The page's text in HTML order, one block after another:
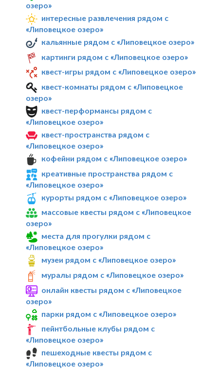
озеро»
интересные развлечения рядом с
«Липовецкое озеро»
кальянные рядом с «Липовецкое озеро»
картинги рядом с «Липовецкое озеро»
квест-игры рядом с «Липовецкое озеро»
квест-комнаты рядом с «Липовецкое
озеро»
квест-перформансы рядом с
«Липовецкое озеро»
квест-пространства рядом с
«Липовецкое озеро»
кофейни рядом с «Липовецкое озеро»
креативные пространства рядом с
«Липовецкое озеро»
курорты рядом с «Липовецкое озеро»
массовые квесты рядом с «Липовецкое
озеро»
места для прогулки рядом с
«Липовецкое озеро»
музеи рядом с «Липовецкое озеро»
муралы рядом с «Липовецкое озеро»
онлайн квесты рядом с «Липовецкое
озеро»
парки рядом с «Липовецкое озеро»
пейнтбольные клубы рядом с
«Липовецкое озеро»
пешеходные квесты рядом с
«Липовецкое озеро»